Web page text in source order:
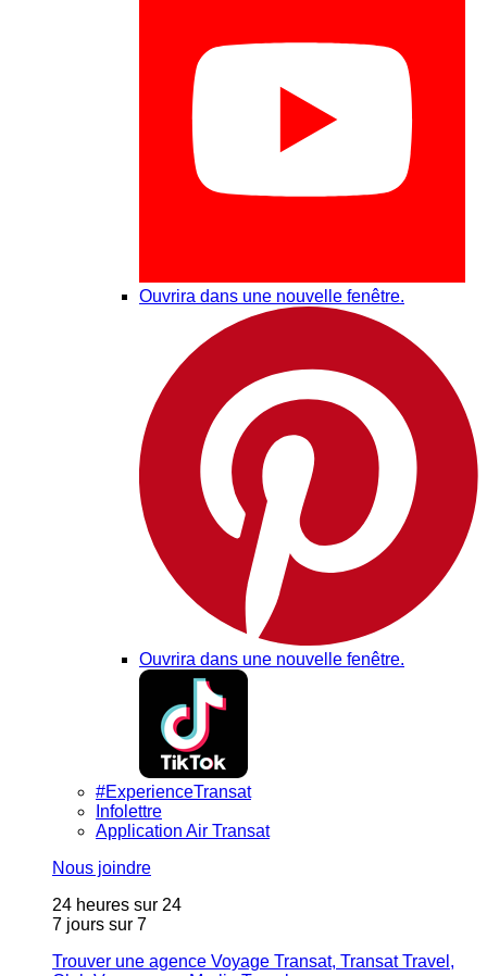
Ouvrira dans une nouvelle fenêtre.
Ouvrira dans une nouvelle fenêtre.
#ExperienceTransat
Infolettre
Application Air Transat
Nous joindre
24 heures sur 24
7 jours sur 7
Trouver une agence Voyage Transat, Transat Travel,